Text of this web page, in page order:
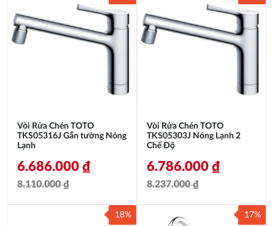
Vòi Rửa Chén TOTO
TKS05316J Gắn tường Nóng
Lạnh
8.110.000₫
6.686.000 ₫
Vòi Rửa Chén TOTO
TKS05303J Nóng Lạnh 2
Chế Độ
8.237.000₫
6.786.000 ₫
hiện
18% 17%